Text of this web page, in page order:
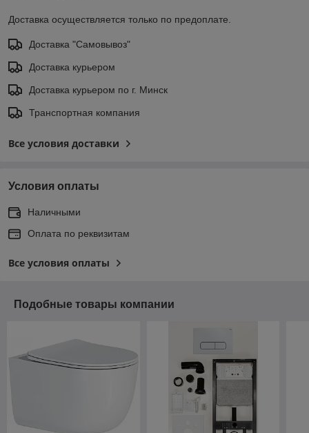
Доставка осуществляется только по предоплате.
Доставка "Самовывоз"
Доставка курьером
Доставка курьером по г. Минск
Транспортная компания
Все условия доставки
Условия оплаты
Наличными
Оплата по реквизитам
Все условия оплаты
Подобные товары компании